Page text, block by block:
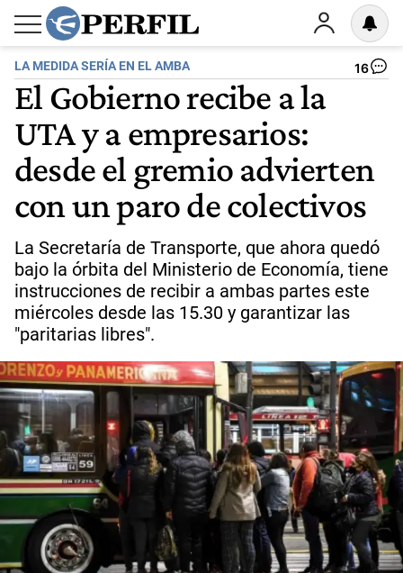
LA MEDIDA SERÍA EN EL AMBA 16
El Gobierno recibe a la
UTA y a empresarios:
desde el gremio advierten
con un paro de colectivos
La Secretaría de Transporte, que ahora quedó
bajo la órbita del Ministerio de Economía, tiene
instrucciones de recibir a ambas partes este
miércoles desde las 15.30 y garantizar las
"paritarias libres".